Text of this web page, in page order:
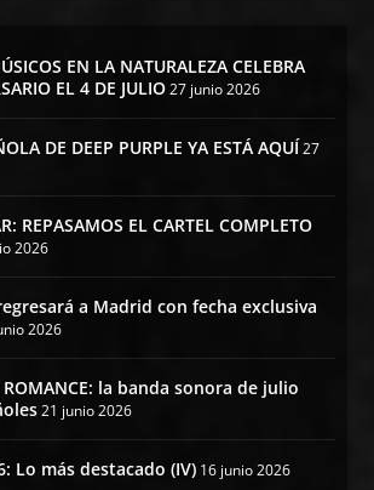
EN LA NATURALEZA CELEBRA
EL 4 DE JULIO 27 junio 2026
DE DEEP PURPLE YA ESTÁ AQUÍ27
REPASAMOS EL CARTEL COMPLETO
2026
a Madrid con fecha exclusiva
2026
ROMANCE: la banda sonora de julio
21 junio 2026
Lo más destacado (IV) 16 junio 2026